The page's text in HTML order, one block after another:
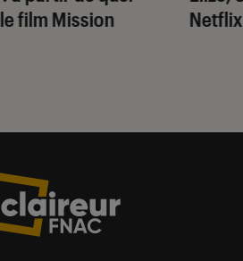
film Mission